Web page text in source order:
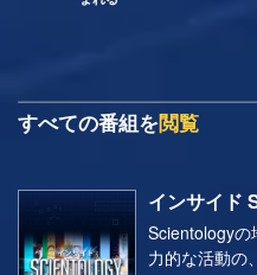
すべての番組を閲覧
インサイド
Scientologyの
力的な活動の